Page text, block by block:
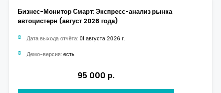
Бизнес-Монитор Смарт: Экспресс-анализ рынка
автоцистерн (август 2026 года)
Дата выхода отчёта: 01 августа 2026 г.
Демо-версия: есть
95 000 р.